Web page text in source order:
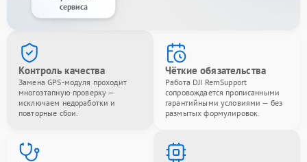
сервиса
Контроль качества
Замена GPS-модуля проходит
многоэтапную проверку —
исключаем недоработки и
повторные сбои.
Чёткие обязательства
Работа DJI RemSupport
сопровождается прописанными
гарантийными условиями — без
размытых формулировок.